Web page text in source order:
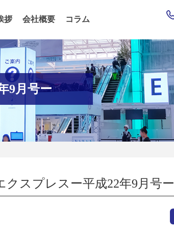
拶 会社概要 コラム
9月号ー
クスプレスー平成22年9月号ー